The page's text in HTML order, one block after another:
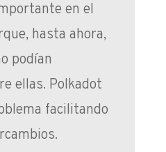
en el
hasta ahora,
podían
ellas. Polkadot
facilitando